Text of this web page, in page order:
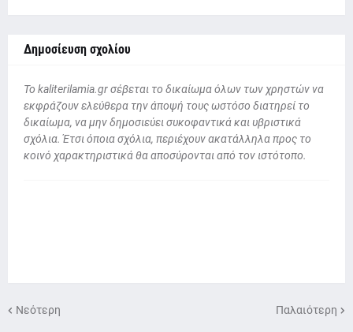
Δημοσίευση σχολίου
To kaliterilamia.gr σέβεται το δικαίωμα όλων των χρηστών να
εκφράζουν ελεύθερα την άποψή τους ωστόσο διατηρεί το
δικαίωμα, να μην δημοσιεύει συκοφαντικά και υβριστικά
σχόλια. Έτσι όποια σχόλια, περιέχουν ακατάλληλα προς το
κοινό χαρακτηριστικά θα αποσύρονται από τον ιστότοπο.
Νεότερη Παλαιότερη